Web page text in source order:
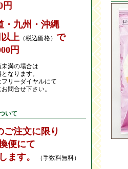
円
・九州・沖縄
上 （税込価格） で
円
満の場合は
なります。
リーダイヤルにて
問合せ下さい。
いて
ご注文に限り
便にて
ます。
（手数料無料）